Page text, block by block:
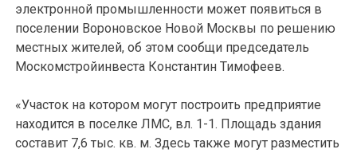
электронной промышленности может появиться в
поселении Вороновское Новой Москвы по решению
местных жителей, об этом сообщи председатель
Москомстройинвеста Константин Тимофеев.
«Участок на котором могут построить предприятие
находится в поселке ЛМС, вл. 1-1. Площадь здания
составит 7,6 тыс. кв. м. Здесь также могут разместить